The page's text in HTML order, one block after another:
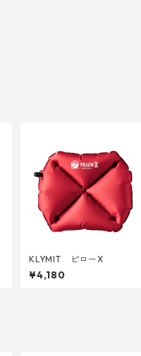
KLYMIT ピローX
¥4,180